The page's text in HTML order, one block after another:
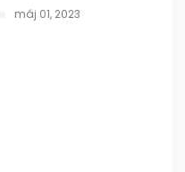
máj 01, 2023